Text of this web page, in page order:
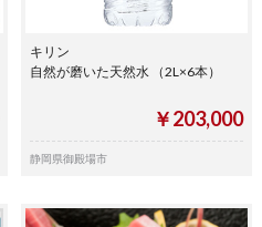
キリン
自然が磨いた天然水 （2L×6本）
￥203,000
静岡県御殿場市